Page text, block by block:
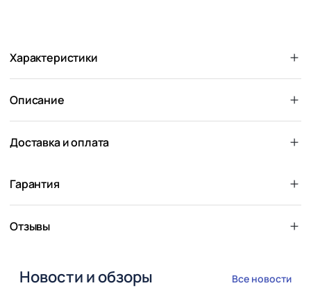
Характеристики
Описание
Доставка и оплата
Гарантия
Отзывы
Новости и обзоры Все новости